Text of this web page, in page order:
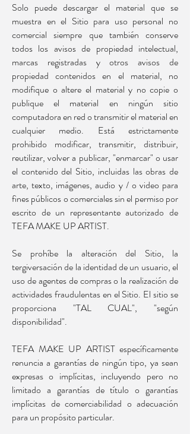
Solo puede descargar el material que se
muestra en el Sitio para uso personal no
comercial siempre que también conserve
todos los avisos de propiedad intelectual,
marcas registradas y otros avisos de
propiedad contenidos en el material, no
modifique o altere el material y no copie o
publique el material en ningún sitio
computadora en red o transmitir el material en
cualquier medio. Está estrictamente
prohibido modificar, transmitir, distribuir,
reutilizar, volver a publicar, "enmarcar" o usar
el contenido del Sitio, incluidas las obras de
arte, texto, imágenes, audio y / o video para
fines públicos o comerciales sin el permiso por
escrito de un representante autorizado de
TEFA MAKE UP ARTIST.
Se prohíbe la alteración del Sitio, la
tergiversación de la identidad de un usuario, el
uso de agentes de compras o la realización de
actividades fraudulentas en el Sitio. El sitio se
proporciona "TAL CUAL", "según
disponibilidad".
TEFA MAKE UP ARTIST específicamente
renuncia a garantías de ningún tipo, ya sean
expresas o implícitas, incluyendo pero no
limitado a garantías de título o garantías
implícitas de comerciabilidad o adecuación
para un propósito particular.